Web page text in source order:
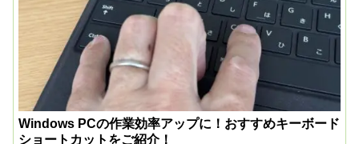
Windows PCの作業効率アップに！おすすめキーボード
ショートカットをご紹介！